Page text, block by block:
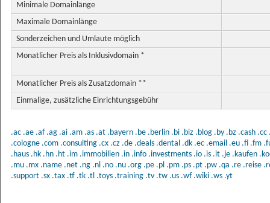
Minimale Domainlänge
Maximale Domainlänge
Sonderzeichen und Umlaute möglich
Monatlicher Preis als Inklusivdomain *
Monatlicher Preis als Zusatzdomain **
Einmalige, zusätzliche Einrichtungsgebühr
.ac .ae .af .ag .ai .am .as .at .bayern .be .berlin .bi .biz .blog .by .bz .cash .cc
.cologne .com .consulting .cx .cz .de .deals .dental .dk .ec .email .eu .fi .fm
.haus .hk .hn .ht .im .immobilien .in .info .investments .io .is .it .je .kaufen
.mu .mx .name .net .ng .nl .no .nu .org .pe .pl .pm .ps .pt .pw .qa .re .reise
.support .sx .tax .tf .tk .tl .toys .training .tv .tw .us .wf .wiki .ws .yt